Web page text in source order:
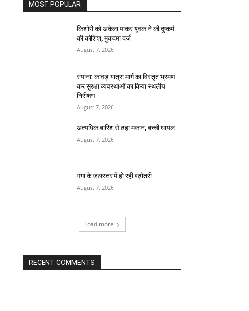
MOST POPULAR
किशोरी को अकेला पाकर युवक ने की दुष्कर्म
की कोशिश, मुकदमा दर्ज
August 7, 2026
स्याना: कांवड़ यात्रा मार्ग का विस्तृत भ्रमण
कर सुरक्षा व्यवस्थाओं का किया स्थलीय
निरीक्षण
August 7, 2026
अत्यधिक बारिश से ढहा मकान, बच्ची घायल
August 7, 2026
गंगा के जलस्तर में हो रही बढ़ोतरी
August 7, 2026
Load more
RECENT COMMENTS